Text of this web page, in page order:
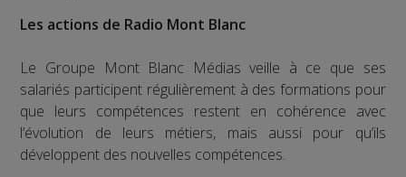
Les actions de Radio Mont Blanc
Le Groupe Mont Blanc Médias veille à ce que ses
salariés participent régulièrement à des formations pour
que leurs compétences restent en cohérence avec
l’évolution de leurs métiers, mais aussi pour qu’ils
développent des nouvelles compétences.